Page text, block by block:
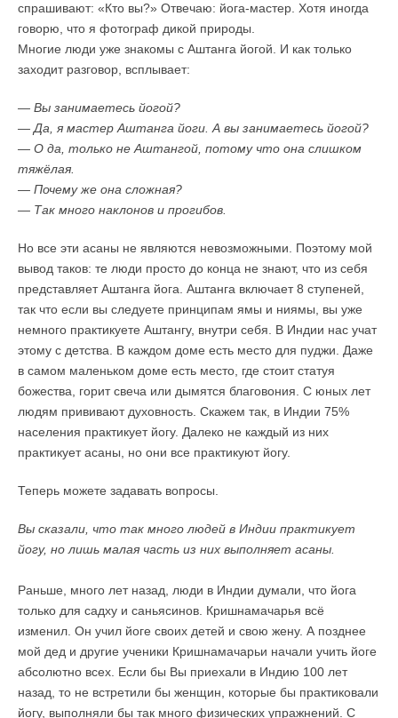
спрашивают: «Кто вы?» Отвечаю: йога-мастер. Хотя иногда
говорю, что я фотограф дикой природы.
Многие люди уже знакомы с Аштанга йогой. И как только
заходит разговор, всплывает:
— Вы занимаетесь йогой?
— Да, я мастер Аштанга йоги. А вы занимаетесь йогой?
— О да, только не Аштангой, потому что она слишком
тяжёлая.
— Почему же она сложная?
— Так много наклонов и прогибов.
Но все эти асаны не являются невозможными. Поэтому мой
вывод таков: те люди просто до конца не знают, что из себя
представляет Аштанга йога. Аштанга включает 8 ступеней,
так что если вы следуете принципам ямы и ниямы, вы уже
немного практикуете Аштангу, внутри себя. В Индии нас учат
этому с детства. В каждом доме есть место для пуджи. Даже
в самом маленьком доме есть место, где стоит статуя
божества, горит свеча или дымятся благовония. С юных лет
людям прививают духовность. Скажем так, в Индии 75%
населения практикует йогу. Далеко не каждый из них
практикует асаны, но они все практикуют йогу.
Теперь можете задавать вопросы.
Вы сказали, что так много людей в Индии практикует
йогу, но лишь малая часть из них выполняет асаны.
Раньше, много лет назад, люди в Индии думали, что йога
только для садху и саньясинов. Кришнамачарья всё
изменил. Он учил йоге своих детей и свою жену. А позднее
мой дед и другие ученики Кришнамачарьи начали учить йоге
абсолютно всех. Если бы Вы приехали в Индию 100 лет
назад, то не встретили бы женщин, которые бы практиковали
йогу, выполняли бы так много физических упражнений. С